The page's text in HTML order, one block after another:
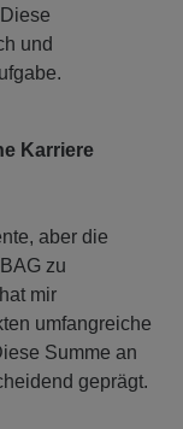
und
Karriere
aber die
zu
mir
umfangreiche
Summe an
geprägt.